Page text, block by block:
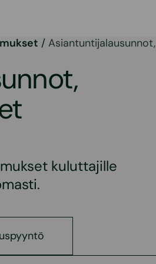
/ Asiantuntijalausunnot,
kuluttajille